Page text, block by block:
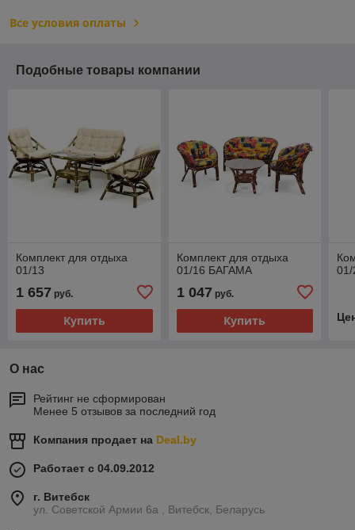
Все условия оплаты
Подобные товары компании
Комплект для отдыха
01/13
1 657 руб.
Купить
Комплект для отдыха
01/16 БАГАМА
1 047 руб.
Купить
01/
О нас
Рейтинг не сформирован
Менее 5 отзывов за последний год
Компания продает на Deal.by
Работает с 04.09.2012
г. Витебск
ул. Советской Армии 6а , Витебск, Беларусь